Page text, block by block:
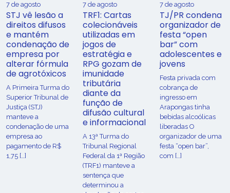
7 de agosto
STJ vê lesão a
direitos difusos
e mantém
condenação de
empresa por
alterar fórmula
de agrotóxicos
​A Primeira Turma do
Superior Tribunal de
Justiça (STJ)
manteve a
condenação de uma
empresa ao
pagamento de R$
1,75 […]
7 de agosto
TRF1: Cartas
colecionáveis
utilizadas em
jogos de
estratégia e
RPG gozam de
imunidade
tributária
diante da
função de
difusão cultural
e informacional
A 13ª Turma do
Tribunal Regional
Federal da 1ª Região
(TRF1) manteve a
sentença que
determinou a
7 de agosto
TJ/PR condena
organizador de
festa “open
bar” com
adolescentes e
jovens
Festa privada com
cobrança de
ingresso em
Arapongas tinha
bebidas alcoólicas
liberadas O
organizador de uma
festa “open bar”,
com […]